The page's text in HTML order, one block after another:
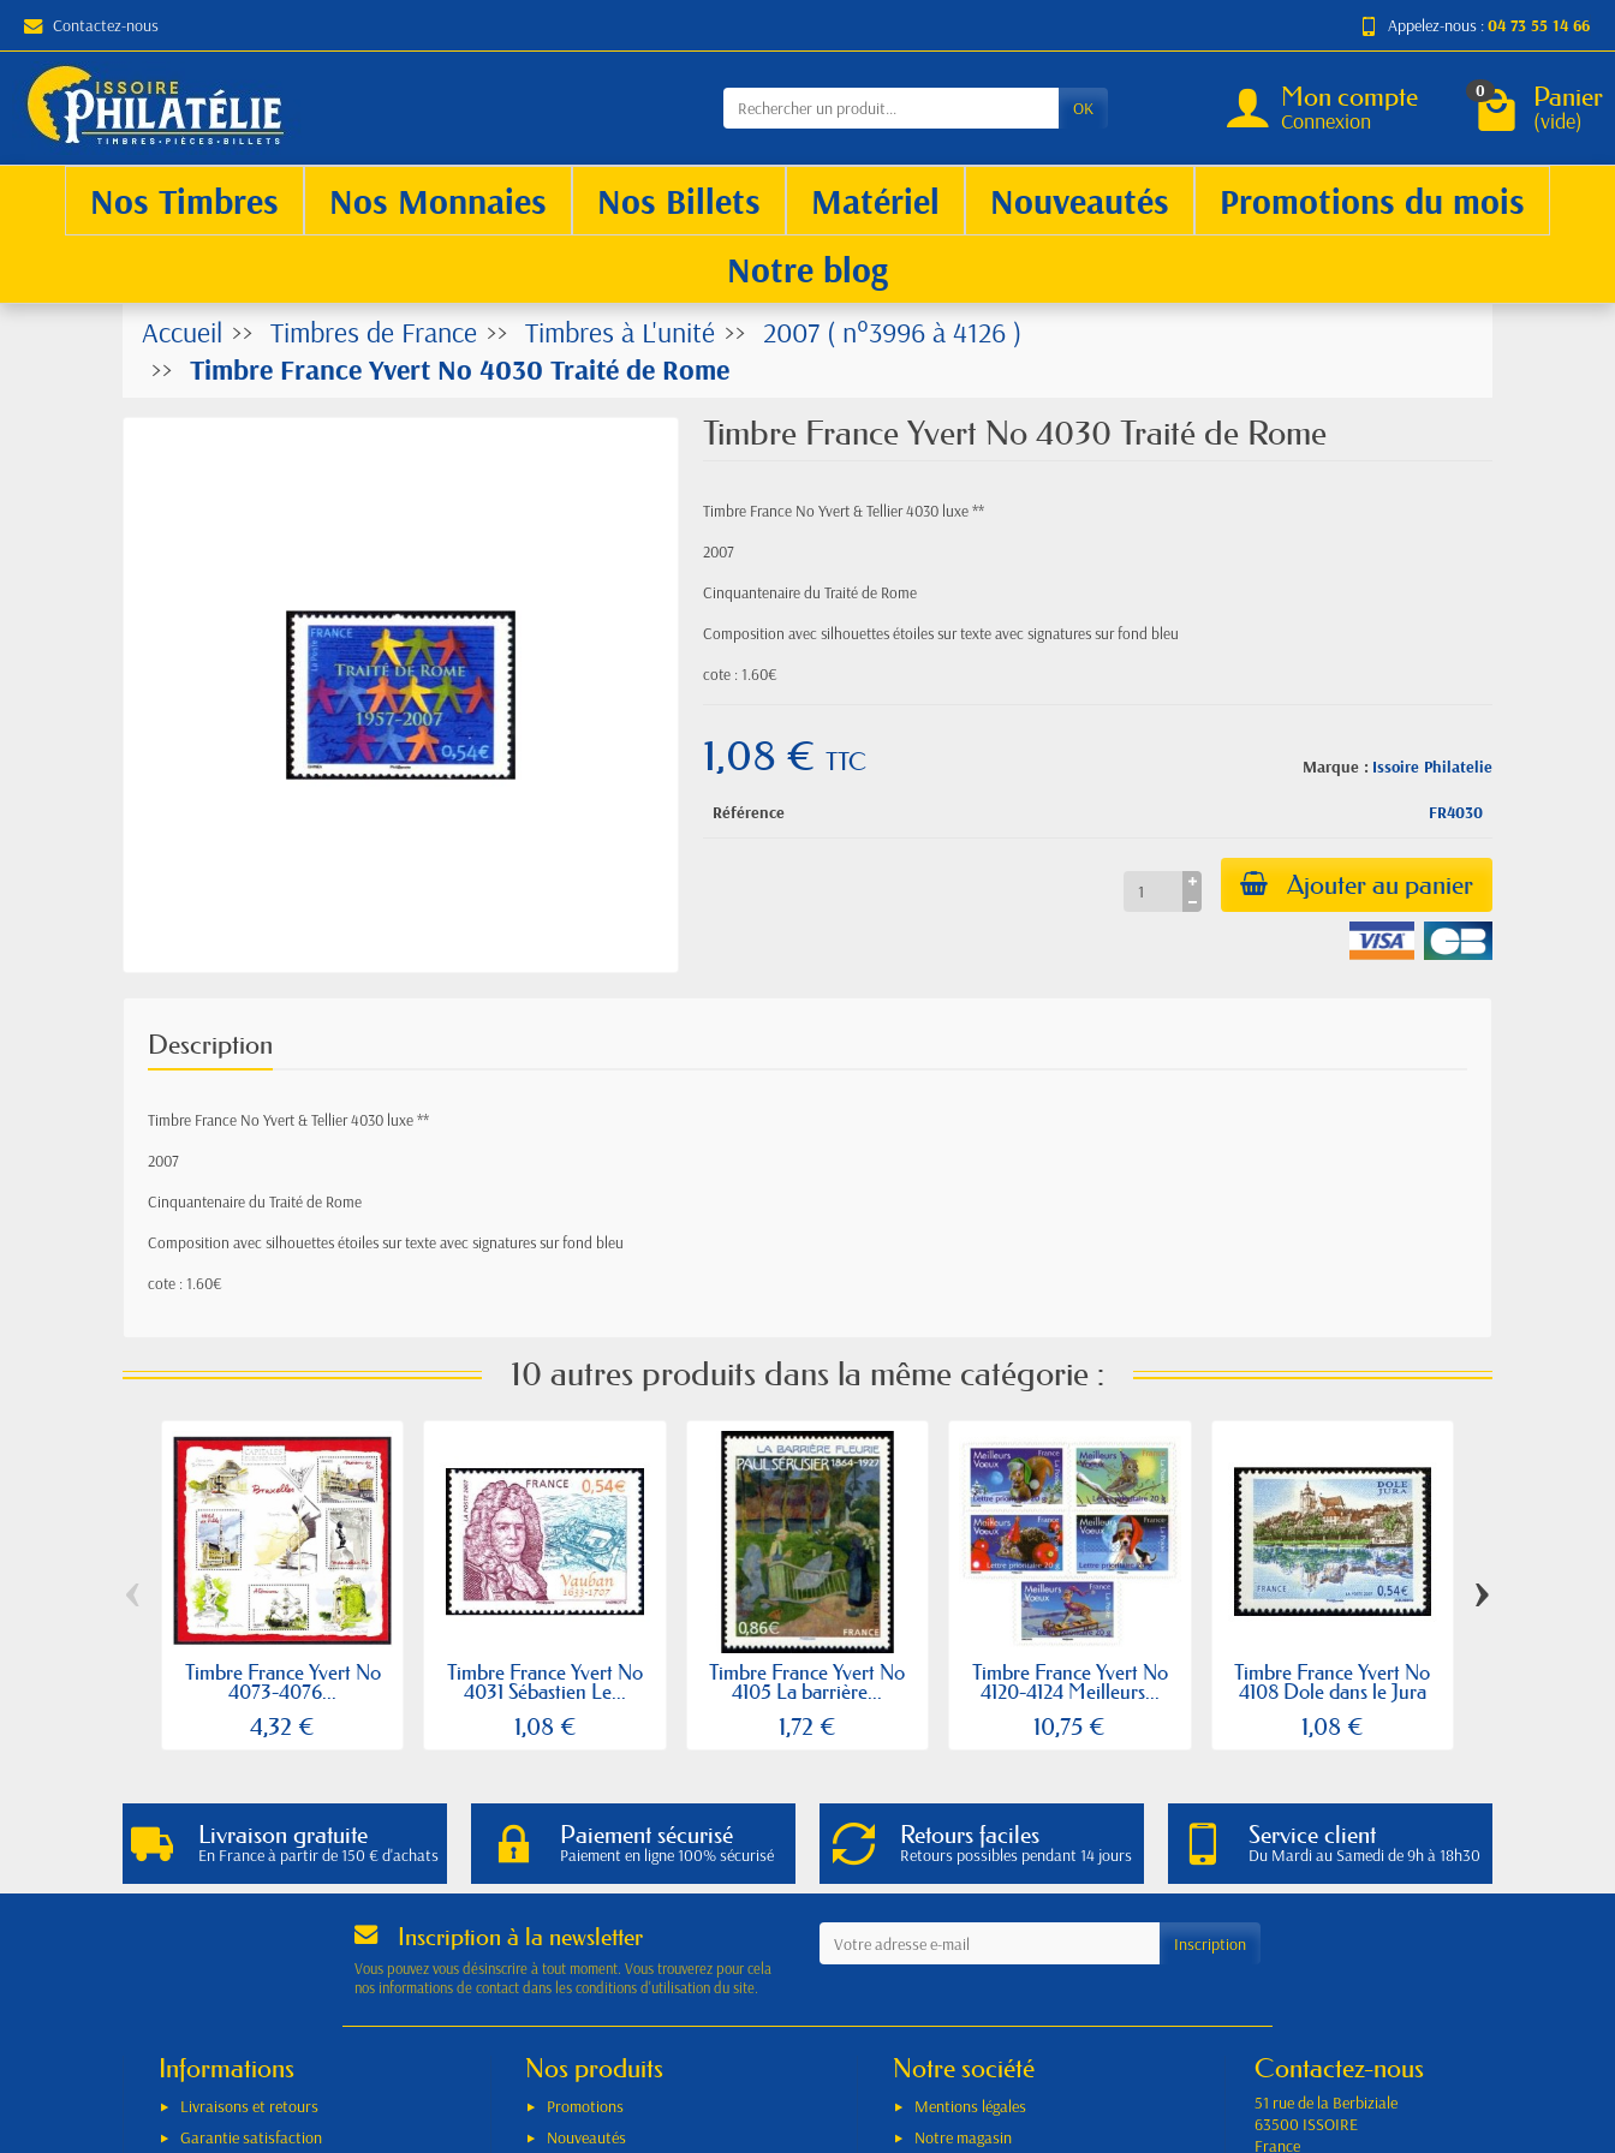
Contactez-nous Appelez-nous :04 73 55 14 66
OK Mon compte
Connexion
0 Panier
(vide)
Nos Timbres Nos Monnaies Nos Billets Matériel Nouveautés
Promotions du mois
Notre blog
Accueil Timbres de France Timbres à L'unité
2007 ( n°3996 à 4126 )
Timbre France Yvert No 4030 Traité de Rome
Timbre France Yvert No 4030 Traité de Rome
Timbre France No Yvert & Tellier 4030 luxe **
2007
Cinquantenaire du Traité de Rome
Composition avec silhouettes étoiles sur texte avec signatures sur fond bleu
cote : 1.60€
Marque : Issoire Philatelie
1,08 €TTC
Référence FR4030
Ajouter au panier
Description
Timbre France No Yvert & Tellier 4030 luxe **
2007
Cinquantenaire du Traité de Rome
Composition avec silhouettes étoiles sur texte avec signatures sur fond bleu
cote : 1.60€
10 autres produits dans la même catégorie :
Timbre France Yvert No
4073-4076...
4,32 €
Timbre France Yvert No
4031 Sébastien Le...
1,08 €
Timbre France Yvert No
4105 La barrière...
1,72 €
Timbre France Yvert No
4120-4124 Meilleurs...
10,75 €
Timbre France Yvert No
4108 Dole dans le Jura
1,08 €
‹ ›
Livraison gratuite
En France à partir de 150 € d'achats
Paiement sécurisé
Paiement en ligne 100% sécurisé
Retours faciles
Retours possibles pendant 14 jours
Service client
Du Mardi au Samedi de 9h à 18h30
Inscription à la newsletter
Vous pouvez vous désinscrire à tout moment. Vous trouverez pour cela
nos informations de contact dans les conditions d'utilisation du site.
Informations
Livraisons et retours
Garantie satisfaction
Nos produits
Promotions
Nouveautés
Notre société
Mentions légales
Notre magasin
Contactez-nous
51 rue de la Berbiziale
63500 ISSOIRE
France